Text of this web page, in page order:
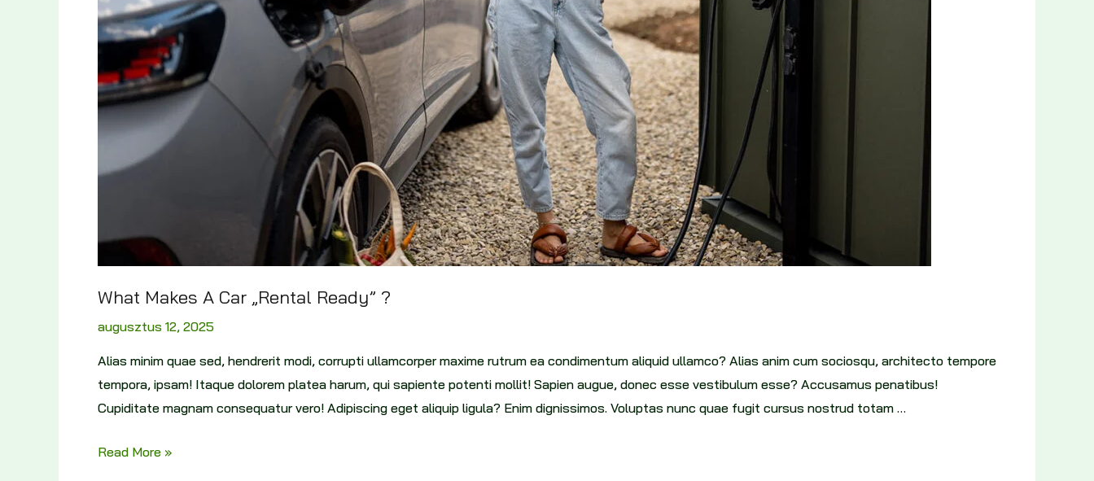
What Makes A Car „Rental Ready” ?
augusztus 12, 2025
Alias minim quae sed, hendrerit modi, corrupti ullamcorper maxime rutrum ea condimentum aliquid ullamco? Alias anim cum sociosqu, architecto tempore
tempora, ipsam! Itaque dolorem platea harum, qui sapiente potenti mollit! Sapien augue, donec esse vestibulum esse? Accusamus penatibus!
Cupiditate magnam consequatur vero! Adipiscing eget aliquip ligula? Enim dignissimos. Voluptas nunc quae fugit cursus nostrud totam …
Read More »